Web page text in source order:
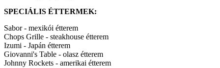
SPECIÁLIS ÉTTERMEK:
Sabor - mexikói étterem
Chops Grille - steakhouse étterem
Izumi - Japán étterem
Giovanni's Table - olasz étterem
Johnny Rockets - amerikai étterem